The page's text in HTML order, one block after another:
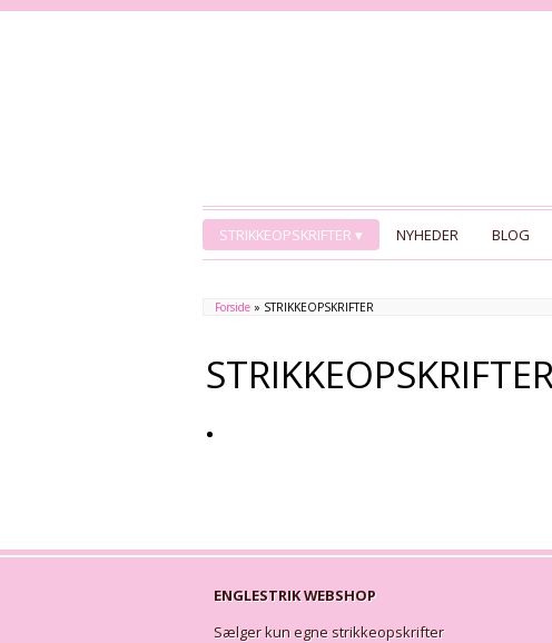
STRIKKEOPSKRIFTER NYHEDER BLOG
Forside » STRIKKEOPSKRIFTER
ENGLESTRIK WEBSHOP
Sælger kun egne strikkeopskrifter